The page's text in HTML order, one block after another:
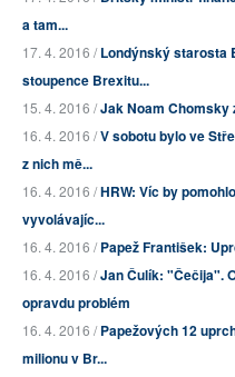
a tam...
17. 4. 2016 /Londýnský starosta
stoupence Brexitu...
15. 4. 2016 /Jak Noam
16. 4. 2016 /V sobotu bylo ve
z nich mě...
16. 4. 2016 /HRW: Víc by
vyvolávajíc...
16. 4. 2016 /Papež František:
16. 4. 2016 /Jan Čulík: "Čečija".
opravdu problém
16. 4. 2016 /Papežových 12
milionu v Br...